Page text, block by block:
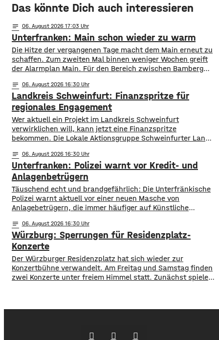
Das könnte Dich auch interessieren
notes 06. August 2026 17:03
Unterfranken: Main schon wieder zu warm
Die Hitze der vergangenen Tage macht dem Main erneut zu
schaffen. Zum zweiten Mal binnen weniger Wochen greift
der Alarmplan Main. Für den Bereich zwischen Bamberg
mainabwärts die zweite von drei Warnstufen. Zwar gibt es
aktuell mit dem Sauerstoffgehalt im Wasser noch keine
Probleme, allerdings ist die Wassertemperatur
notes 06. August 2026 16:30
Landkreis Schweinfurt: Finanzspritze für
regionales Engagement
Wer aktuell ein Projekt im Landkreis Schweinfurt
verwirklichen will, kann jetzt eine Finanzspritze
bekommen. Die Lokale Aktionsgruppe Schweinfurter Land
Bewerben können sich Bürger, Vereine und Organisationen.
Die Projekte sollen den Entwicklungszielen des Landkreises
dienen und das Bürgerengagement des Schweinfurter
Lands stärken. Die Entwicklungsziele sind:
Daseinsvorsorge, sozialer Zusammenhalt,
notes 06. August 2026 16:30
Unterfranken: Polizei warnt vor Kredit- und
Anlagenbetrügern
​​Täuschend echt und brandgefährlich: Die Unterfränkische
Polizei warnt aktuell vor einer neuen Masche von
Anlagebetrügern, die immer häufiger auf Künstliche
Menschen aus der Region um ihr Erspartes gebracht. ​Laut
Polizei erstellen die Täter mithilfe von KI täuschen echte
Werbevideos oder fälschen Empfehlungen von prominenten
Persönlichkeiten. Ihr Ziel: echte
notes 06. August 2026 16:30
Würzburg: Sperrungen für Residenzplatz-
Konzerte
Der Würzburger Residenzplatz hat sich wieder zur
Konzertbühne verwandelt. Am Freitag und Samstag finden
zwei Konzerte unter freiem Himmel statt. Zunächst spielen